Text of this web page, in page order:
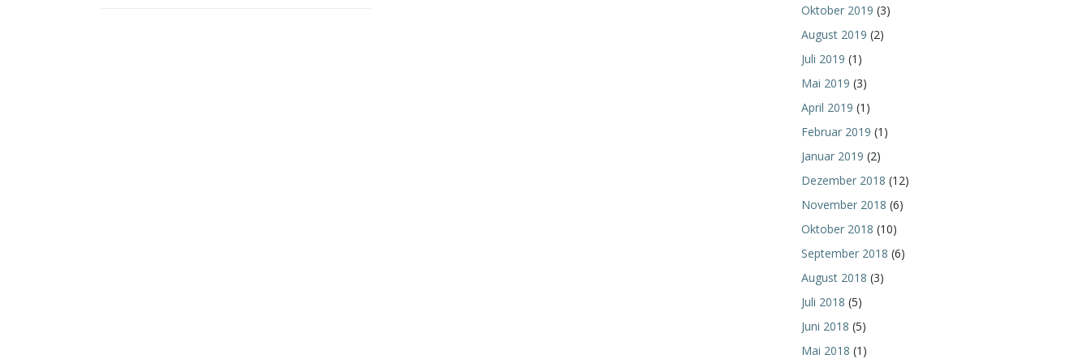
Oktober 2019 (3)
August 2019 (2)
Juli 2019 (1)
Mai 2019 (3)
April 2019 (1)
Februar 2019 (1)
Januar 2019 (2)
Dezember 2018 (12)
November 2018 (6)
Oktober 2018 (10)
September 2018 (6)
August 2018 (3)
Juli 2018 (5)
Juni 2018 (5)
Mai 2018 (1)